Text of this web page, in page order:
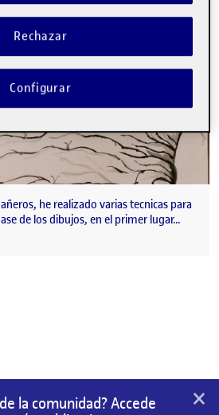
he realizado varias tecnicas para
de los dibujos, en el primer lugar…
la comunidad? Accede
×
Rechazar
Configurar